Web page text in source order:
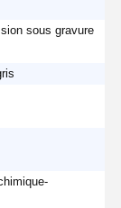
sous gravure